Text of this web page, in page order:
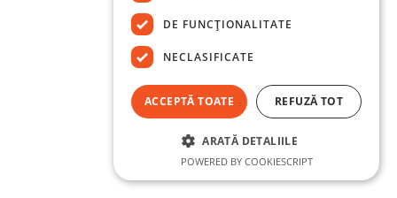
DE FUNCŢIONALITATE
NECLASIFICATE
ACCEPTĂ TOATE REFUZĂ TOT
ARATĂ DETALIILE
POWERED BY COOKIESCRIPT